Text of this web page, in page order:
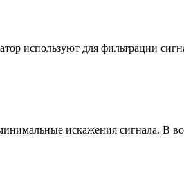
используют для фильтрации
искажения сигнала. В